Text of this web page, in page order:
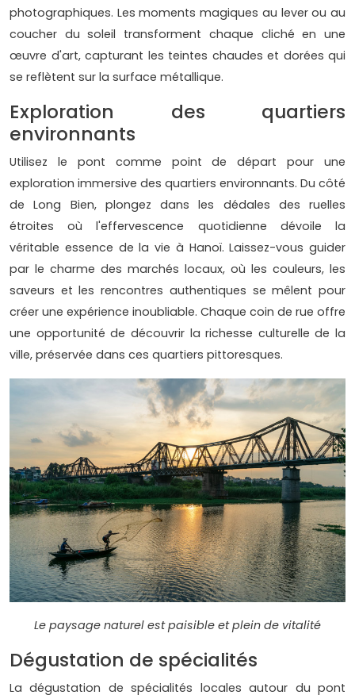
photographiques. Les moments magiques au lever ou au
coucher du soleil transforment chaque cliché en une
œuvre d'art, capturant les teintes chaudes et dorées qui
se reflètent sur la surface métallique.
Exploration des quartiers
environnants
Utilisez le pont comme point de départ pour une
exploration immersive des quartiers environnants. Du côté
de Long Bien, plongez dans les dédales des ruelles
étroites où l'effervescence quotidienne dévoile la
véritable essence de la vie à Hanoï. Laissez-vous guider
par le charme des marchés locaux, où les couleurs, les
saveurs et les rencontres authentiques se mêlent pour
créer une expérience inoubliable. Chaque coin de rue offre
une opportunité de découvrir la richesse culturelle de la
ville, préservée dans ces quartiers pittoresques.
Le paysage naturel est paisible et plein de vitalité
Dégustation de spécialités
La dégustation de spécialités locales autour du pont